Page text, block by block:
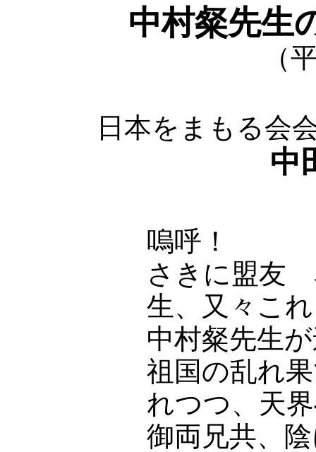
中村粲先生
（
日本をまもる会
中
嗚呼！
さきに盟友
生、又々こ
中村粲先生
祖国の乱れ
れつつ、天
御両兄共、